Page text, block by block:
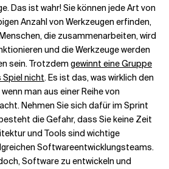
Das ist wahr! Sie können jede Art von
Anzahl von Werkzeugen erfinden,
die zusammenarbeiten, wird
und die Werkzeuge werden
sein. Trotzdem gewinnt eine Gruppe
Spiel nicht. Es ist das, was wirklich den
man aus einer Reihe von
Nehmen Sie sich dafür im Sprint
die Gefahr, dass Sie keine Zeit
und Tools sind wichtige
Softwareentwicklungsteams.
Software zu entwickeln und